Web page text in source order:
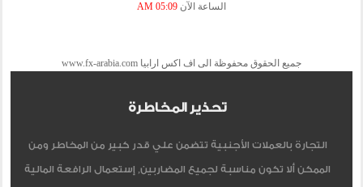
الساعة الآن 05:09 AM
جميع الحقوق محفوظة الى اف اكس ارابيا www.fx-arabia.com
تحذير المخاطرة
التجارة بالعملات الأجنبية تتضمن علي قدر كبير من المخاطر ومن
الممكن ألا تكون مناسبة لجميع المضاربين, إستعمال الرافعة المالية